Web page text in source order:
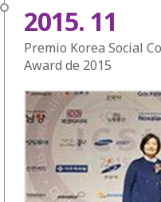
2015. 11
Premio Korea Social
Award de 2015